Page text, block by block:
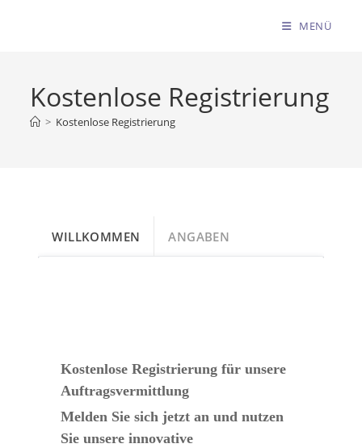
MENÜ
Kostenlose Registrierung
> Kostenlose Registrierung
WILLKOMMEN ANGABEN
Kostenlose Registrierung für unsere
Auftragsvermittlung
Melden Sie sich jetzt an und nutzen
Sie unsere innovative